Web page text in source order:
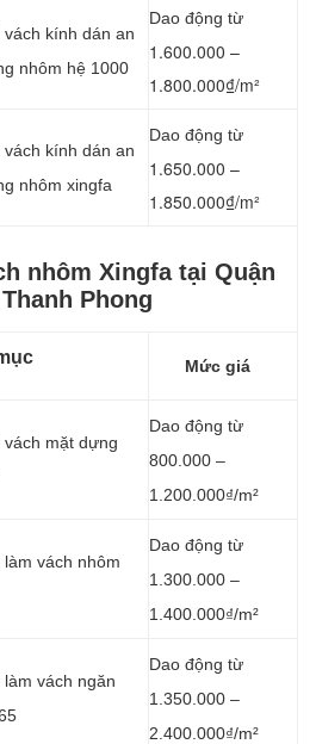
kính dán an
nhôm hệ 1000
Dao động từ
1.600.000 –
1.800.000₫/m²
kính dán an
nhôm xingfa
Dao động từ
1.650.000 –
1.850.000₫/m²
nhôm Xingfa tại Quận
Phong
Mức giá
mặt dựng
Dao động từ
800.000 –
1.200.000₫/m²
vách nhôm
Dao động từ
1.300.000 –
1.400.000₫/m²
vách ngăn
Dao động từ
1.350.000 –
2.400.000₫/m²